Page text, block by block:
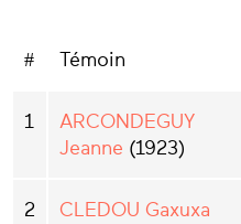
# Témoin
1
ARCONDEGUY
Jeanne (1923)
2
CLEDOU Gaxuxa